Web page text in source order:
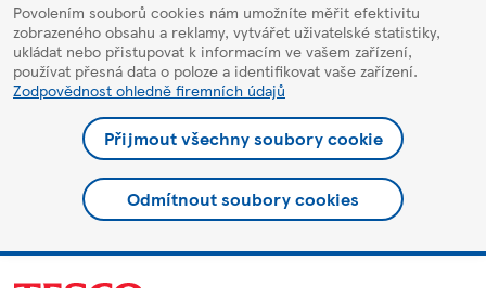
Povolením souborů cookies nám umožníte měřit efektivitu
zobrazeného obsahu a reklamy, vytvářet uživatelské statistiky,
ukládat nebo přistupovat k informacím ve vašem zařízení,
používat přesná data o poloze a identifikovat vaše zařízení.
Zodpovědnost ohledně firemních údajů
Přijmout všechny soubory cookie
Odmítnout soubory cookies